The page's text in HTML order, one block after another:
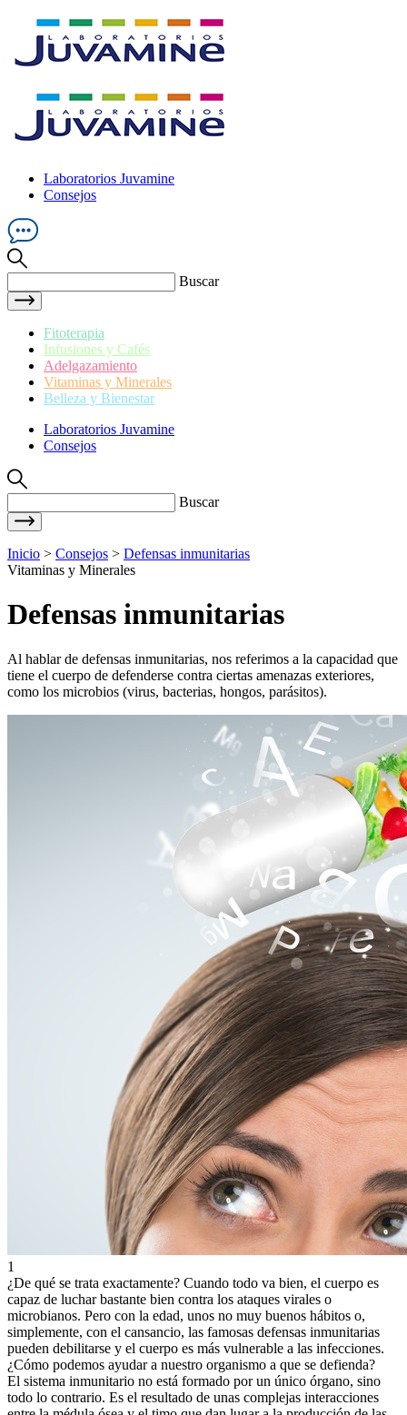
Laboratorios Juvamine
Consejos
Buscar
Fitoterapia
Infusiones y Cafés
Adelgazamiento
Vitaminas y Minerales
Belleza y Bienestar
Laboratorios Juvamine
Consejos
Buscar
Inicio > Consejos > Defensas inmunitarias
Vitaminas y Minerales
Defensas inmunitarias
Al hablar de defensas inmunitarias, nos referimos a la capacidad que
tiene el cuerpo de defenderse contra ciertas amenazas exteriores,
como los microbios (virus, bacterias, hongos, parásitos).
1
¿De qué se trata exactamente? Cuando todo va bien, el cuerpo es
capaz de luchar bastante bien contra los ataques virales o
microbianos. Pero con la edad, unos no muy buenos hábitos o,
simplemente, con el cansancio, las famosas defensas inmunitarias
pueden debilitarse y el cuerpo es más vulnerable a las infecciones.
¿Cómo podemos ayudar a nuestro organismo a que se defienda?
El sistema inmunitario no está formado por un único órgano, sino
todo lo contrario. Es el resultado de unas complejas interacciones